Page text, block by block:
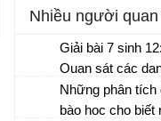
Nhiều người quan
Giải bài 7 sinh
Quan sát các
lượng nhiễm sắc
bản cố định và
Những phân tích
bào học cho biết